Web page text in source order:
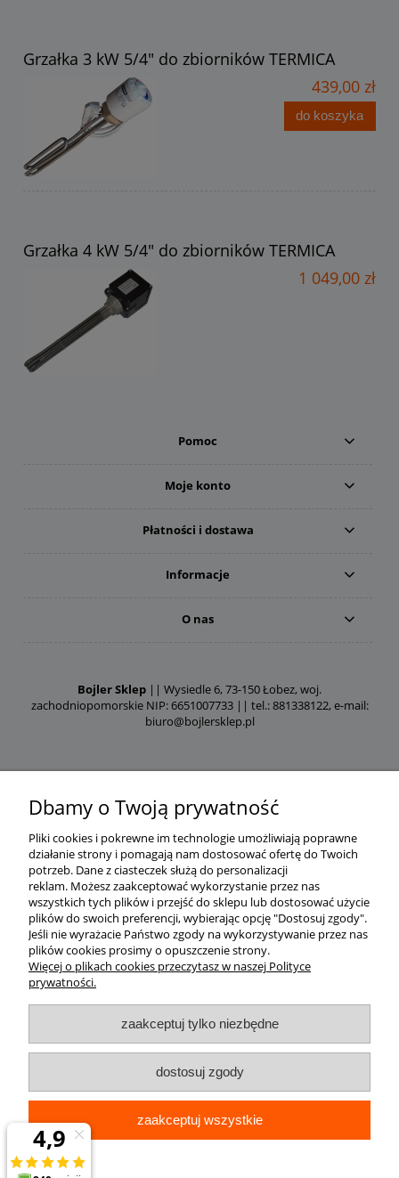
Grzałka 3 kW 5/4" do zbiorników TERMICA
439,00 zł
do koszyka
Grzałka 4 kW 5/4" do zbiorników TERMICA
1 049,00 zł
Pomoc
Moje konto
Płatności i dostawa
Informacje
O nas
Bojler Sklep || Wysiedle 6, 73-150 Łobez, woj.
zachodniopomorskie NIP: 6651007733 || tel.: 881338122, e-mail:
biuro@bojlersklep.pl
Dbamy o Twoją prywatność
Pliki cookies i pokrewne im technologie umożliwiają poprawne
działanie strony i pomagają nam dostosować ofertę do Twoich
potrzeb. Dane z ciasteczek służą do personalizacji
reklam. Możesz zaakceptować wykorzystanie przez nas
wszystkich tych plików i przejść do sklepu lub dostosować użycie
plików do swoich preferencji, wybierając opcję "Dostosuj zgody".
Jeśli nie wyrażacie Państwo zgody na wykorzystywanie przez nas
plików cookies prosimy o opuszczenie strony.
Więcej o plikach cookies przeczytasz w naszej Polityce
prywatności.
zaakceptuj tylko niezbędne
dostosuj zgody
zaakceptuj wszystkie